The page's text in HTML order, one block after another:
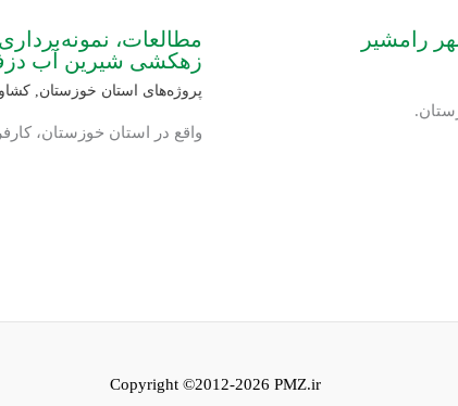
رامشیر
مطالعات،
زهکشی شیرین آب
پروژه‌های استان خوزستان,
واقع در استان خوزستان،
Copyright ©2012-2026 PMZ.ir